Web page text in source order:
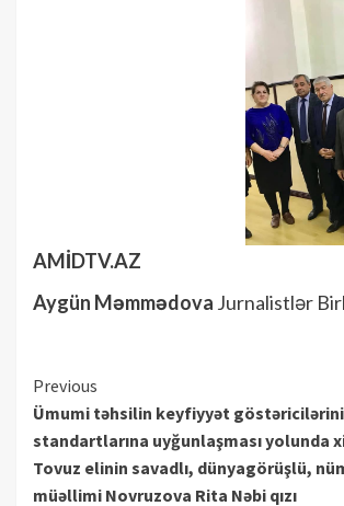
AMİDTV.AZ
Aygün Məmmədova Jurnalistlər
Continue
Reading
Previous
Ümumi təhsilin keyfiyyət
standartlarına uyğunlaşması yolunda
Tovuz elinin savadlı, dünyagörüşlü,
müəllimi Novruzova Rita Nəbi qızı